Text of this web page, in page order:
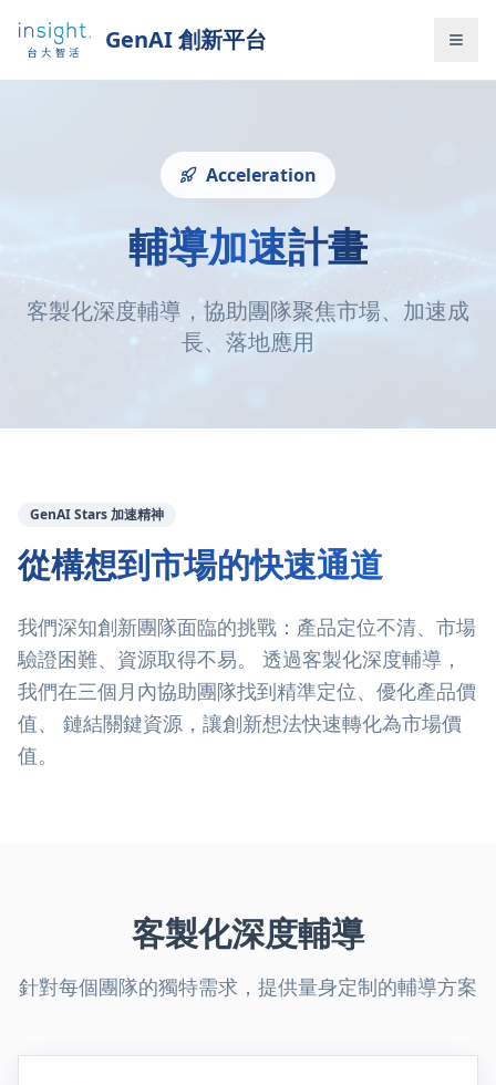
GenAI 創新平台
Acceleration
輔導加速計畫
客製化深度輔導，協助團隊聚焦市場、加速成
長、落地應用
GenAI Stars 加速精神
從構想到市場的快速通道
我們深知創新團隊面臨的挑戰：產品定位不清、市場
驗證困難、資源取得不易。 透過客製化深度輔導，
我們在三個月內協助團隊找到精準定位、優化產品價
值、 鏈結關鍵資源，讓創新想法快速轉化為市場價
值。
客製化深度輔導
針對每個團隊的獨特需求，提供量身定制的輔導方案